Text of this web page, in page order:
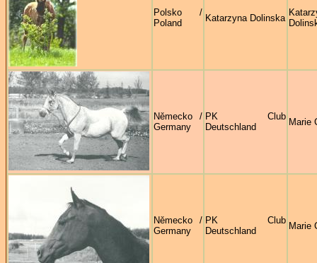
Polsko /
Poland
Katarzyna Dolinska
Německo /
Germany
PK Club
Deutschland
Marie
Německo /
Germany
PK Club
Deutschland
Marie